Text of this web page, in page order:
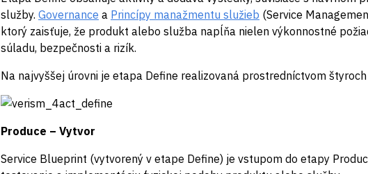
služby. Governance a Princípy manažmentu služieb (Service
ktorý zaisťuje, že produkt alebo služba napĺňa nielen výkonnostné
súladu, bezpečnosti a rizík.
Na najvyššej úrovni je etapa Define realizovaná prostredníctvom
Produce – Vytvor
Service Blueprint (vytvorený v etape Define) je vstupom do etapy